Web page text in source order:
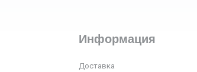
Информация
Доставка